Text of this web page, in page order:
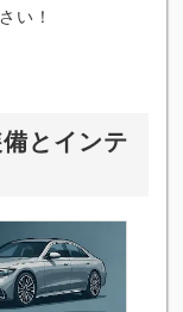
い！
とインテ